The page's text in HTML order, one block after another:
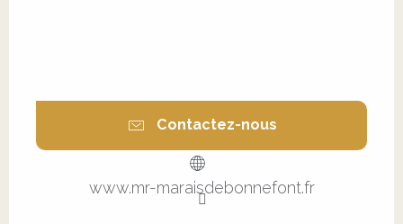
Contactez-nous
www.mr-maraisdebonnefont.fr